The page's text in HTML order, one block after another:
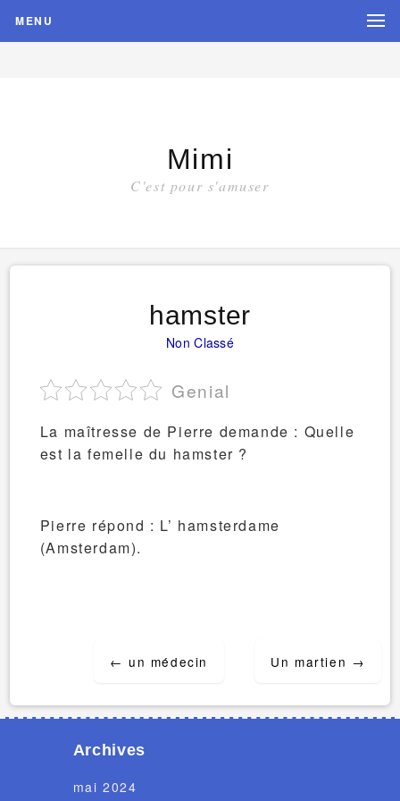
MENU
Mimi
C'est pour s'amuser
hamster
Non Classé
Genial
La maîtresse de Pierre demande : Quelle
est la femelle du hamster ?
Pierre répond : L’ hamsterdame
(Amsterdam).
← un médecin Un martien →
Archives
mai 2024